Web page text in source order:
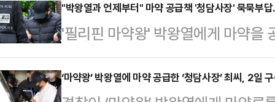
경찰청 국가수사본부장은 이날 서
에서 "(범죄) 관련성을 입증할 증거
시하자 (혐의를) 시인하고 있는 상
과정에서는 박왕열에 대해 "모르는
"박왕열과 언제부터" 마약 공급책 '청담사장' 묵묵부
'필리핀 마약왕' 박왕열에게 마약을
최모(50)씨가 구속 기로에 섰다.3
에관한법률 위반(향정) 혐의를 받
‘마약왕’ 박왕열에 마약 공급한 ‘청담사장’ 최씨, 2일